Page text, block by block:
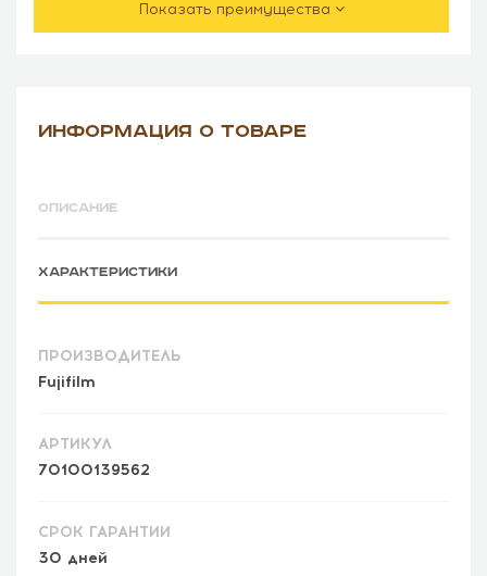
Показать преимущества
ИНФОРМАЦИЯ О ТОВАРЕ
ОПИСАНИЕ
ХАРАКТЕРИСТИКИ
ПРОИЗВОДИТЕЛЬ
Fujifilm
АРТИКУЛ
70100139562
СРОК ГАРАНТИИ
30 дней